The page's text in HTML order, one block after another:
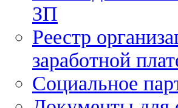
ЗП
Реестр
заработной
Социальное